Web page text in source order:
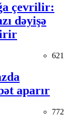
çevrilir:
dəyişə
621
aparır
772